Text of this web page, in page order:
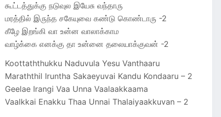
கூட்டத்துக்கு நடுவுல இயேசு வந்தாரு
மரத்தில் இருந்த சகேயுவை கண்டு கொண்டாரு -2
கீழே இறங்கி வா உன்ன வாலாக்காம
வாழ்க்கை எனக்கு தா உன்னை தலையாக்குவன் -2
Koottaththukku Naduvula Yesu Vanthaaru
Maraththil Iruntha Sakaeyuvai Kandu Kondaaru – 2
Geelae Irangi Vaa Unna Vaalaakkaama
Vaalkkai Enakku Thaa Unnai Thalaiyaakkuvan – 2